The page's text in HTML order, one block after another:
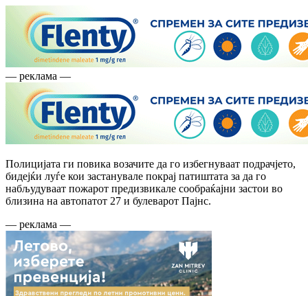
— реклама —
Полицијата ги повика возачите да го избегнуваат подрачјето,
бидејќи луѓе кои застанувале покрај патиштата за да го
набљудуваат пожарот предизвикале сообраќајни застои во
близина на автопатот 27 и булеварот Пајнс.
— реклама —